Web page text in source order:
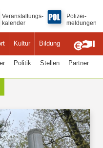
Kultur Bildung
Veranstaltungs-
kalender
Polizei-
meldungen
Politik Stellen Partner